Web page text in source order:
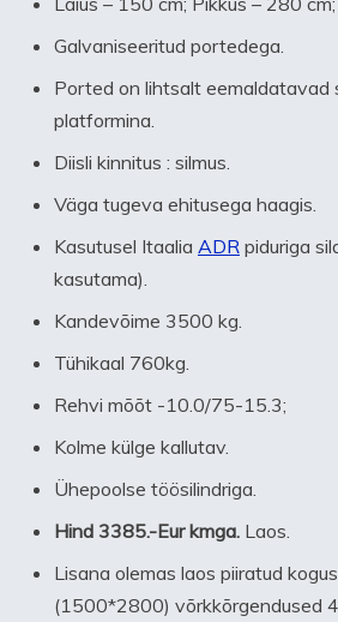
Galvaniseeritud portedega.
Ported on lihtsalt eemaldatavad
platformina.
Diisli kinnitus : silmus.
Väga tugeva ehitusega haagis.
Kasutusel Itaalia ADR piduriga
kasutama).
Kandevõime 3500 kg.
Tühikaal 760kg.
Rehvi mõõt -10.0/75-15.3;
Kolme külge kallutav.
Ühepoolse töösilindriga.
Hind 3385.-Eur kmga. Laos.
Lisana olemas laos piiratud
(1500*2800) võrkkõrgendused